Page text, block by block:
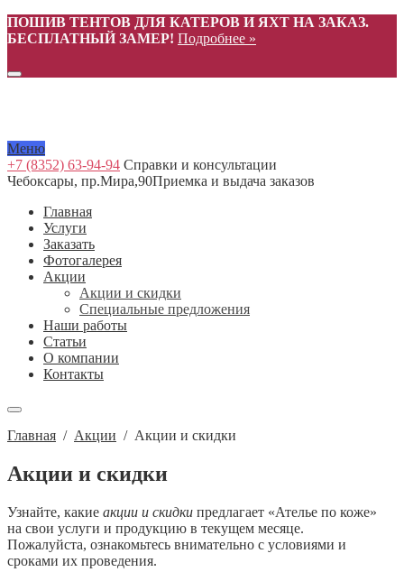
ПОШИВ ТЕНТОВ ДЛЯ КАТЕРОВ И ЯХТ НА ЗАКАЗ.
БЕСПЛАТНЫЙ ЗАМЕР! Подробнее »
Меню
+7 (8352) 63-94-94 Справки и консультации
Чебоксары, пр.Мира,90Приемка и выдача заказов
Главная
Услуги
Заказать
Фотогалерея
Акции
Акции и скидки
Специальные предложения
Наши работы
Статьи
О компании
Контакты
Главная / Акции / Акции и скидки
Акции и скидки
Узнайте, какие акции и скидки предлагает «Ателье по коже»
на свои услуги и продукцию в текущем месяце.
Пожалуйста, ознакомьтесь внимательно с условиями и
сроками их проведения.